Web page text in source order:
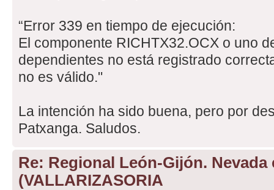
“Error 339 en tiempo de ejecución:
El componente RICHTX32.OCX o uno
dependientes no está registrado
no es válido."
La intención ha sido buena, pero por
Patxanga. Saludos.
Re: Regional León-Gijón. Nevada
(VALLARIZASORIA